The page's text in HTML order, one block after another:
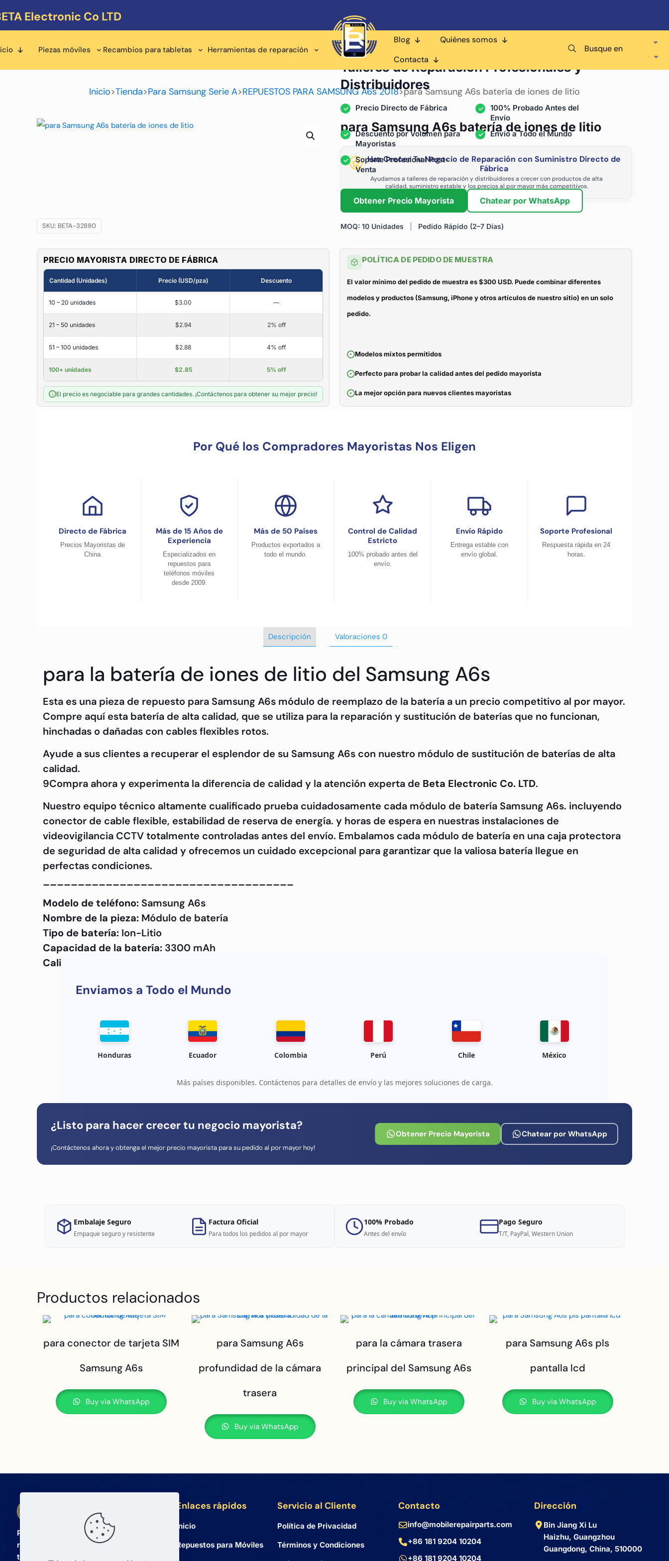
Electronic Co LTD
Piezas móviles Recambios para tabletas Herramientas de reparación
Blog
Quiénes somos
Contacta
Busque en
Inicio>Tienda>Para Samsung Serie A>REPUESTOS PARA SAMSUNG A6s 2018>para Samsung A6s batería de iones de litio
para Samsung A6s batería de iones de litio
Haz Crecer Tu Negocio de Reparación con Suministro Directo de
Fábrica
Ayudamos a talleres de reparación y distribuidores a crecer con productos de alta
calidad, suministro estable y los precios al por mayor más competitivos.
SKU: BETA-32880
Proveedor Mayorista para
Talleres de Reparación Profesionales y
Distribuidores
Precio Directo de Fábrica
100% Probado Antes del
Envío
Descuento por Volumen para
Mayoristas
Envío a Todo el Mundo
Soporte Profesional Post-
Venta
Obtener Precio Mayorista Chatear por WhatsApp
MOQ: 10 Unidades Pedido Rápido (2–7 Días)
PRECIO MAYORISTA DIRECTO DE FÁBRICA
Cantidad (Unidades) Precio (USD/pza) Descuento
10 – 20 unidades $3.00 —
21 – 50 unidades $2.94 2% off
51 – 100 unidades $2.88 4% off
100+ unidades $2.85 5% off
i El precio es negociable para grandes cantidades. ¡Contáctenos para obtener su mejor precio!
POLÍTICA DE PEDIDO DE MUESTRA
El valor mínimo del pedido de muestra es $300 USD. Puede combinar diferentes
modelos y productos (Samsung, iPhone y otros artículos de nuestro sitio) en un solo
pedido.
Modelos mixtos permitidos
Perfecto para probar la calidad antes del pedido mayorista
La mejor opción para nuevos clientes mayoristas
Por Qué los Compradores Mayoristas Nos Eligen
Directo de Fábrica
Precios Mayoristas de
China
Más de 15 Años de
Experiencia
Especializados en
repuestos para
teléfonos móviles
desde 2009.
Más de 50 Países
Productos exportados a
todo el mundo.
Control de Calidad
Estricto
100% probado antes del
envío.
Envío Rápido
Entrega estable con
envío global.
Soporte Profesional
Respuesta rápida en 24
horas.
Descripción Valoraciones 0
para la batería de iones de litio del Samsung A6s
Esta es una pieza de repuesto para Samsung A6s módulo de reemplazo de la batería a un precio competitivo al por mayor.
Compre aquí esta batería de alta calidad, que se utiliza para la reparación y sustitución de baterías que no funcionan,
hinchadas o dañadas con cables flexibles rotos.
Ayude a sus clientes a recuperar el esplendor de su Samsung A6s con nuestro módulo de sustitución de baterías de alta
calidad.
9Compra ahora y experimenta la diferencia de calidad y la atención experta de Beta Electronic Co. LTD.
Nuestro equipo técnico altamente cualificado prueba cuidadosamente cada módulo de batería Samsung A6s. incluyendo
conector de cable flexible, estabilidad de reserva de energía. y horas de espera en nuestras instalaciones de
videovigilancia CCTV totalmente controladas antes del envío. Embalamos cada módulo de batería en una caja protectora
de seguridad de alta calidad y ofrecemos un cuidado excepcional para garantizar que la valiosa batería llegue en
perfectas condiciones.
Modelo de teléfono:Samsung A6s
Nombre de la pieza: Módulo de batería
Tipo de batería: Ion-Litio
Capacidad de la batería: 3300 mAh
Calidad:
Enviamos a Todo el Mundo
Honduras Ecuador Colombia Perú Chile México
Más países disponibles. Contáctenos para detalles de envío y las mejores soluciones de carga.
¿Listo para hacer crecer tu negocio mayorista?
¡Contáctenos ahora y obtenga el mejor precio mayorista para su pedido al por mayor hoy!
Obtener Precio Mayorista Chatear por WhatsApp
Embalaje Seguro
Empaque seguro y resistente
Factura Oficial
Para todos los pedidos al por mayor
100% Probado
Antes del envío
Pago Seguro
T/T, PayPal, Western Union
Productos relacionados
para conector de tarjeta SIM
Samsung A6s
Buy via WhatsApp
para Samsung A6s
profundidad de la cámara
trasera
Buy via WhatsApp
para la cámara trasera
principal del Samsung A6s
Buy via WhatsApp
para Samsung A6s pls
pantalla lcd
Buy via WhatsApp
BETA Electronic Co LTD
Proveedor mayorista profesional de
repuestos para teléfonos móviles y
tabletas desde 2008. Ofrecemos
Enlaces rápidos
Inicio
Repuestos para Móviles
Servicio al Cliente
Política de Privacidad
Términos y Condiciones
Contacto
info@mobilerepairparts.com
+86 181 9204 10204
+86 181 9204 10204
Dirección
Bin Jiang Xi Lu
Haizhu, Guangzhou
Guangdong, China, 510000